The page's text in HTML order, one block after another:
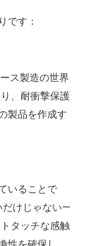
です：
ス製造の世界
、耐衝撃保護
製品を作成す
いることで
だけじゃない—
タッチな感触